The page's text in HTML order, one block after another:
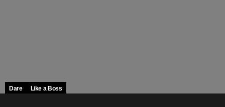
Dare Like a Boss